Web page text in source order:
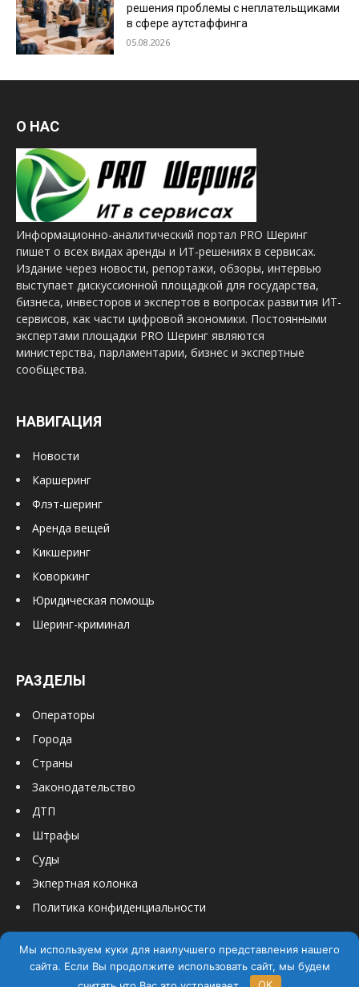
решения проблемы с неплательщиками
в сфере аутстаффинга
05.08.2026
О НАС
Информационно-аналитический портал PRO Шеринг
пишет о всех видах аренды и ИТ-решениях в сервисах.
Издание через новости, репортажи, обзоры, интервью
выступает дискуссионной площадкой для государства,
бизнеса, инвесторов и экспертов в вопросах развития ИТ-
сервисов, как части цифровой экономики. Постоянными
экспертами площадки PRO Шеринг являются
министерства, парламентарии, бизнес и экспертные
сообщества.
НАВИГАЦИЯ
Новости
Каршеринг
Флэт-шеринг
Аренда вещей
Кикшеринг
Коворкинг
Юридическая помощь
Шеринг-криминал
РАЗДЕЛЫ
Операторы
Города
Страны
Законодательство
ДТП
Штрафы
Суды
Экпертная колонка
Политика конфиденциальности
Мы используем куки для наилучшего представления нашего
сайта. Если Вы продолжите использовать сайт, мы будем